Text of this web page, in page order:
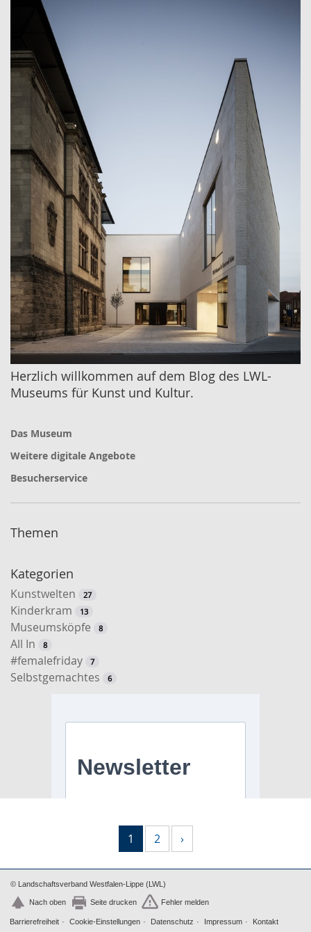
Herzlich willkommen auf dem Blog des LWL-
Museums für Kunst und Kultur.
Das Museum
Weitere digitale Angebote
Besucherservice
Themen
Kategorien
Kunstwelten 27
Kinderkram 13
Museumsköpfe 8
All In 8
#femalefriday 7
Selbstgemachtes 6
1 2 ›
© Landschaftsverband Westfalen-Lippe (LWL)
Nach oben Seite drucken Fehler melden
Barrierefreiheit Cookie-Einstellungen Datenschutz Impressum Kontakt